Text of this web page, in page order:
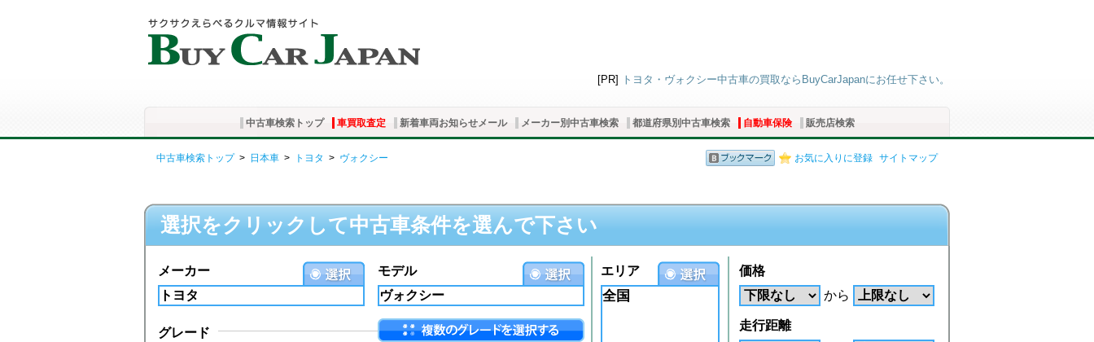
[PR] トヨタ・ヴォクシー中古車の買取ならBuyCarJapanにお任せ下さい。
中古車検索トップ 車買取査定 新着車両お知らせメール メーカー別中古車検索 都道府県別中古車検索 自動車保険 販売店検索
お気に入りに登録 サイトマップ
中古車検索トップ> 日本車 > トヨタ > ヴォクシー
選択をクリックして中古車条件を選んで下さい
モデル
メーカー
グレード
エリア
全国
価格
から
走行距離